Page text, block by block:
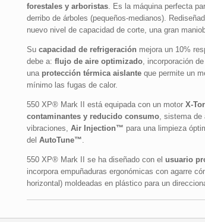
forestales y arboristas. Es la máquina perfecta
derribo de árboles (pequeños-medianos).
nuevo nivel de capacidad de corte, una gran
Su capacidad de refrigeración mejora un 10%
debe a: flujo de aire optimizado, incorporación
una protección térmica aislanteque permite un
mínimo las fugas de calor.
550 XP® Mark II está equipada con un motor X-
contaminantes y reducido consumo, sistema de
vibraciones, Air Injection™ para una limpieza
del AutoTune™
550 XP® Mark II se ha diseñado con el usuario
incorpora empuñaduras ergonómicas con agarre
horizontal) moldeadas en plástico para un